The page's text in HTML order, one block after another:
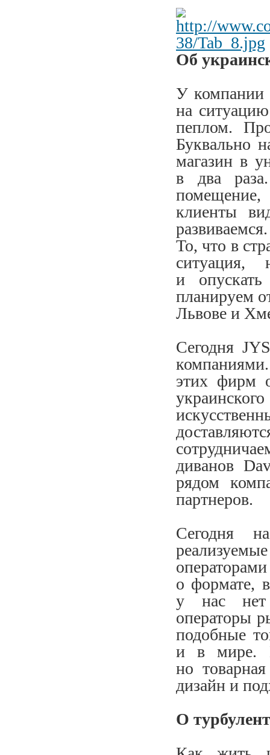
Об
У компании
на
пеплом.
Буквально
магазин в
в два
клиенты
То, что в
ситуация,
и
планируем
Львове и
Сегодня
этих фирм
диванов
рядом
партнеров.
Сегодня
о формате,
у нас нет
операторы
подобные
и в мире.
но
дизайн и
О